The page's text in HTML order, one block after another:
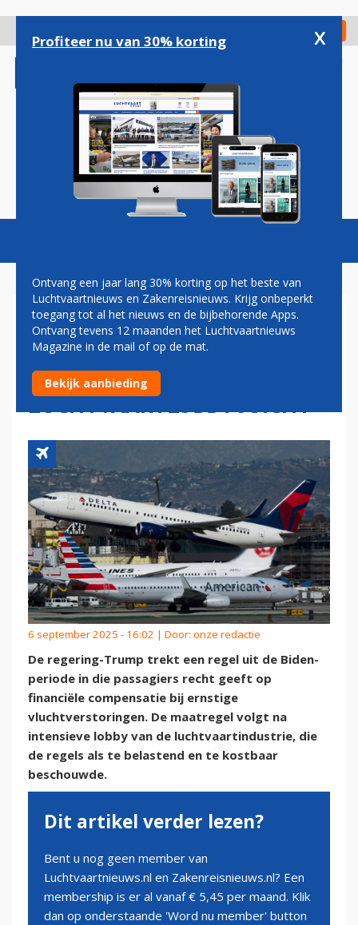
gaan
Check in
Magazine Podcasts Vacatures
TRUMP SCHRAPT
COMPENSATIE BIJ
VLUCHTVERTRAGING,
LUCHTVAARTLOBBY JUICHT
6 september 2025 - 16:02 | Door: onze redactie
De regering-Trump trekt een regel uit de Biden-
periode in die passagiers recht geeft op
financiële compensatie bij ernstige
vluchtverstoringen. De maatregel volgt na
intensieve lobby van de luchtvaartindustrie, die
de regels als te belastend en te kostbaar
beschouwde.
Dit artikel verder lezen?
Bent u nog geen member van
Luchtvaartnieuws.nl en Zakenreisnieuws.nl? Een
membership is er al vanaf € 5,45 per maand. Klik
dan op onderstaande 'Word nu member' button
Profiteer nu van 30% korting x
Ontvang een jaar lang 30% korting op het beste van
Luchtvaartnieuws en Zakenreisnieuws. Krijg onbeperkt
toegang tot al het nieuws en de bijbehorende Apps.
Ontvang tevens 12 maanden het Luchtvaartnieuws
Magazine in de mail of op de mat.
Bekijk aanbieding